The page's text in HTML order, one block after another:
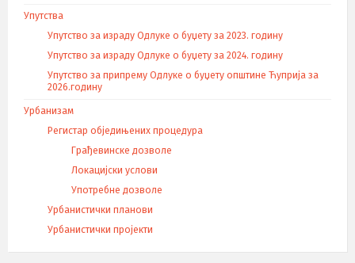
Упутства
Упутство за израду Одлуке о буџету за 2023. годину
Упутство за израду Одлуке о буџету за 2024. годину
Упутство за припрему Одлуке о буџету општине Ћуприја за
2026.годину
Урбанизам
Регистар обједињених процедура
Грађевинске дозволе
Локацијски услови
Употребне дозволе
Урбанистички планови
Урбанистички пројекти